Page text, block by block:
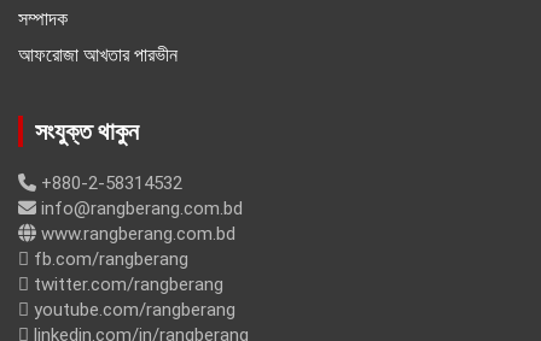
সম্পাদক
আফরোজা আখতার পারভীন
সংযুক্ত থাকুন
+880-2-58314532
info@rangberang.com.bd
www.rangberang.com.bd
fb.com/rangberang
twitter.com/rangberang
youtube.com/rangberang
linkedin.com/in/rangberang